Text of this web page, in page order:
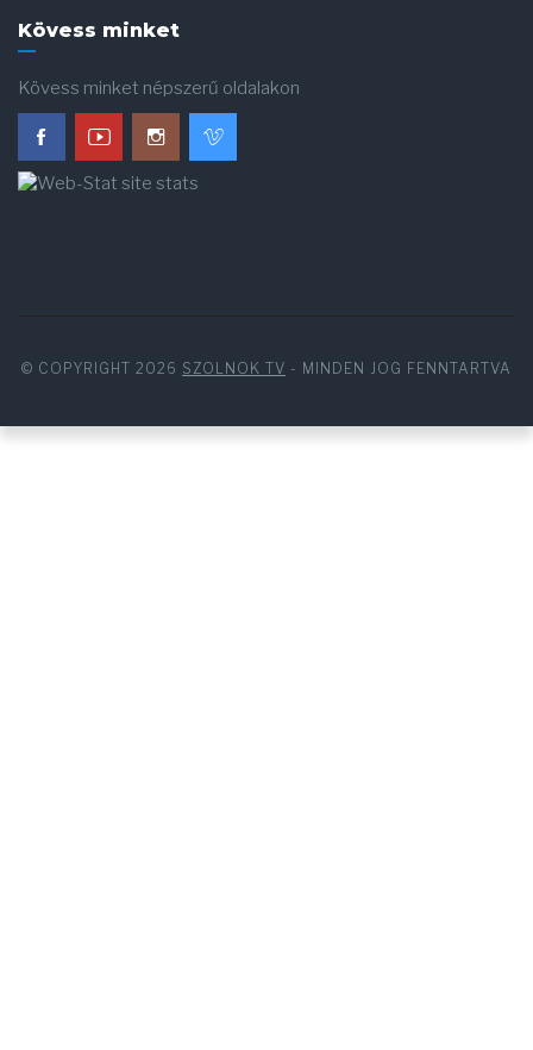
Kövess minket
Kövess minket népszerű oldalakon
© COPYRIGHT 2026 SZOLNOK TV - MINDEN JOG FENNTARTVA